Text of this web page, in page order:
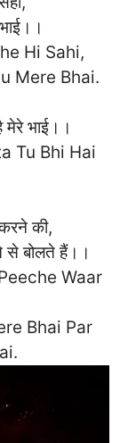
Hi Sahi,
Mere Bhai.
मेरे भाई।।
Tu Bhi Hai
की,
से बोलते हैं।।
Waar
Bhai Par
ai.